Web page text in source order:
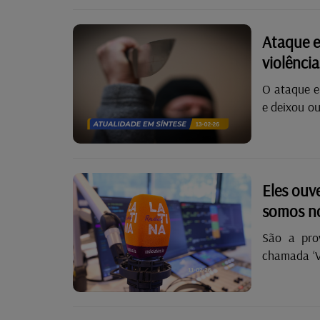
liberdade
a reclusos
período de
Ataque
O ataque
e deixou
foram
do
(8) e
Eles
somos
São a
chamada